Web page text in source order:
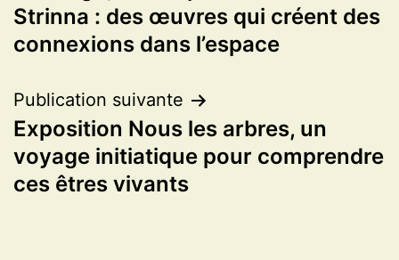
l’article
Strinna : des œuvres qui créent des
connexions dans l’espace
Publication suivante
Exposition Nous les arbres, un
voyage initiatique pour comprendre
ces êtres vivants